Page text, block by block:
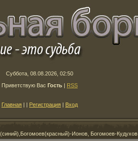
Суббота, 08.08.2026, 02:50
Приветствую Вас Гость | RSS
Главная | | Регистрация | Вход
Ионов, Богомоев-Кудухов